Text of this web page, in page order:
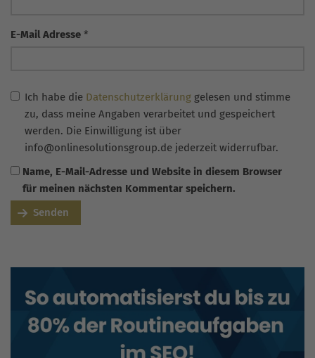
E-Mail Adresse *
Ich habe die Datenschutzerklärung gelesen und stimme
zu, dass meine Angaben verarbeitet und gespeichert
werden. Die Einwilligung ist über
info@onlinesolutionsgroup.de jederzeit widerrufbar.
Name, E-Mail-Adresse und Website in diesem Browser
für meinen nächsten Kommentar speichern.
Senden